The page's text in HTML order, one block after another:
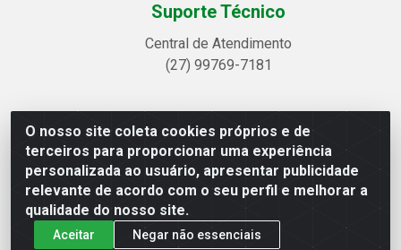
O nosso site coleta cookies próprios e de
terceiros para proporcionar uma experiência
personalizada ao usuário, apresentar publicidade
relevante de acordo com o seu perfil e melhorar a
qualidade do nosso site.
Aceitar Negar não essenciais
Suporte Técnico
Central de Atendimento
(27) 99769-7181
Linhavix Distribuidora LTDA - Avenida Alegre, 2521 -
Quadra314 Lote 05 e 07 - Shell, Linhares/ES - CEP
29.901-605 - CNPJ 20.857.514/0001-75